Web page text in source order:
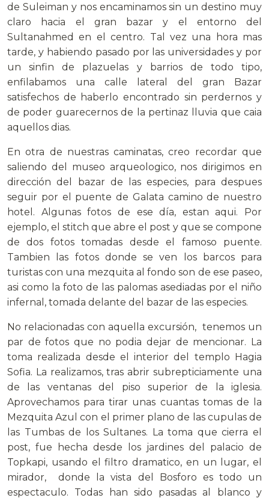
de Suleiman y nos encaminamos sin un destino muy
claro hacia el gran bazar y el entorno del
Sultanahmed en el centro. Tal vez una hora mas
tarde, y habiendo pasado por las universidades y por
un sinfin de plazuelas y barrios de todo tipo,
enfilabamos una calle lateral del gran Bazar
satisfechos de haberlo encontrado sin perdernos y
de poder guarecernos de la pertinaz lluvia que caia
aquellos dias.
En otra de nuestras caminatas, creo recordar que
saliendo del museo arqueologico, nos dirigimos en
dirección del bazar de las especies, para despues
seguir por el puente de Galata camino de nuestro
hotel. Algunas fotos de ese día, estan aqui. Por
ejemplo, el stitch que abre el post y que se compone
de dos fotos tomadas desde el famoso puente.
Tambien las fotos donde se ven los barcos para
turistas con una mezquita al fondo son de ese paseo,
asi como la foto de las palomas asediadas por el niño
infernal, tomada delante del bazar de las especies.
No relacionadas con aquella excursión, tenemos un
par de fotos que no podia dejar de mencionar. La
toma realizada desde el interior del templo Hagia
Sofia. La realizamos, tras abrir subrepticiamente una
de las ventanas del piso superior de la iglesia.
Aprovechamos para tirar unas cuantas tomas de la
Mezquita Azul con el primer plano de las cupulas de
las Tumbas de los Sultanes. La toma que cierra el
post, fue hecha desde los jardines del palacio de
Topkapi, usando el filtro dramatico, en un lugar, el
mirador, donde la vista del Bosforo es todo un
espectaculo. Todas han sido pasadas al blanco y